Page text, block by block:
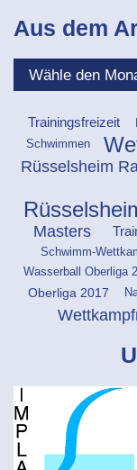
Aus dem
Trainingsfreizeit
Schwimmen
Rüsselsheim
Masters
Schwimm-
Wasserball Oberliga
Oberliga 2017